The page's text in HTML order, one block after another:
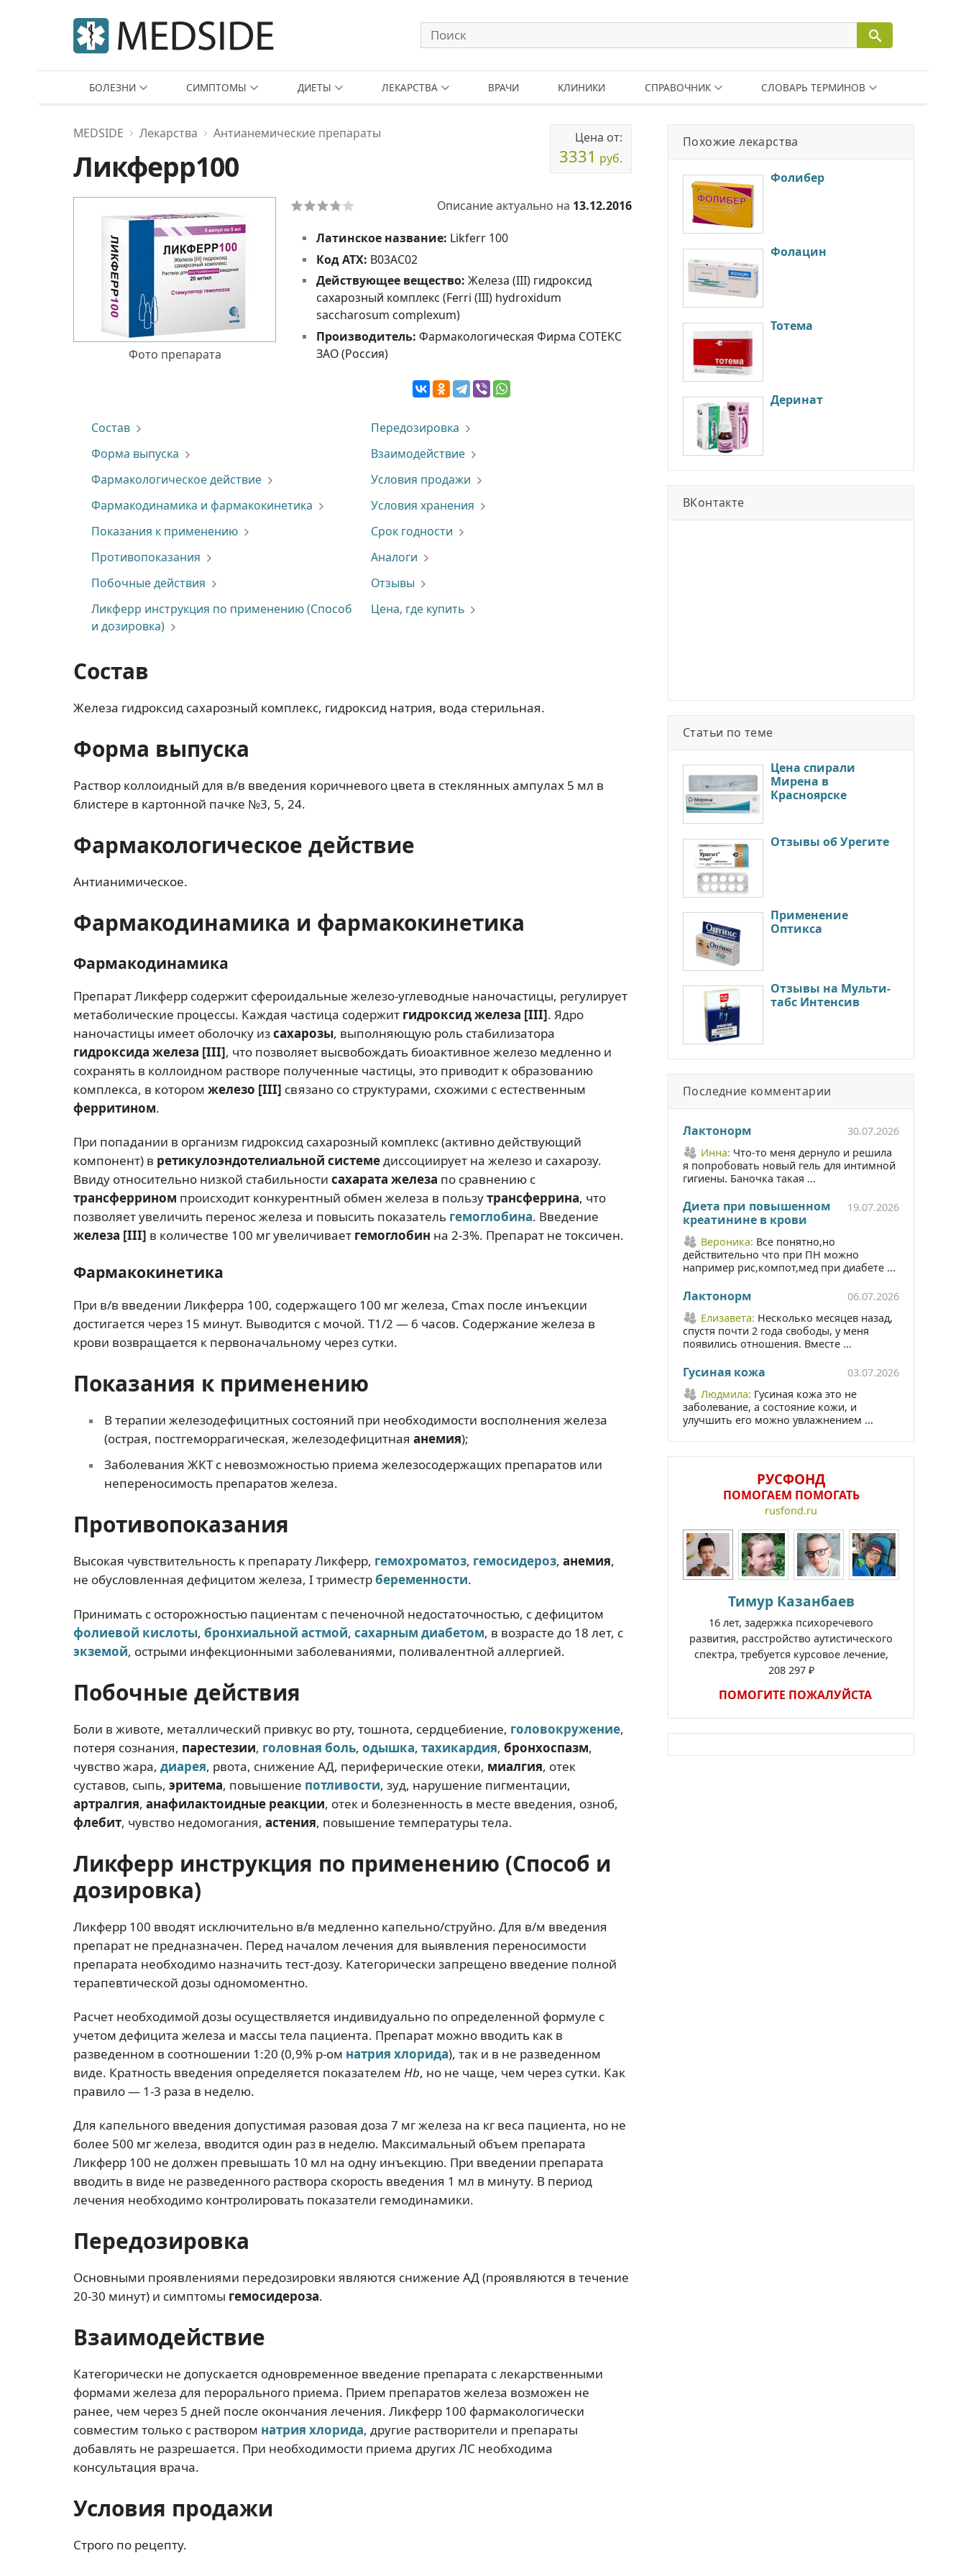
БОЛЕЗНИ СИМПТОМЫ ДИЕТЫ ЛЕКАРСТВА ВРАЧИ КЛИНИКИ СПРАВОЧНИК СЛОВАРЬ ТЕРМИНОВ
MEDSIDE Лекарства Антианемические препараты
Ликферр100
Цена от:
3331 руб.
Фото препарата
Описание актуально на 13.12.2016
Латинское название: Likferr 100
Код АТХ: B03AC02
Действующее вещество: Железа (III) гидроксид
сахарозный комплекс (Ferri (III) hydroxidum
saccharosum complexum)
Производитель: Фармакологическая Фирма СОТЕКС
ЗАО (Россия)
Состав
Форма выпуска
Фармакологическое действие
Фармакодинамика и фармакокинетика
Показания к применению
Противопоказания
Побочные действия
Ликферр инструкция по применению (Способ
и дозировка)
Передозировка
Взаимодействие
Условия продажи
Условия хранения
Срок годности
Аналоги
Отзывы
Цена, где купить
Состав
Железа гидроксид сахарозный комплекс, гидроксид натрия, вода стерильная.
Форма выпуска
Раствор коллоидный для в/в введения коричневого цвета в стеклянных ампулах 5 мл в
блистере в картонной пачке №3, 5, 24.
Фармакологическое действие
Антианимическое.
Фармакодинамика и фармакокинетика
Фармакодинамика
Препарат Ликферр содержит сфероидальные железо-углеводные наночастицы, регулирует
метаболические процессы. Каждая частица содержит гидроксид железа [III]. Ядро
наночастицы имеет оболочку изсахарозы, выполняющую роль стабилизатора
гидроксида железа [III], что позволяет высвобождать биоактивное железо медленно и
сохранять в коллоидном растворе полученные частицы, это приводит к образованию
комплекса, в котором железо [III] связано со структурами, схожими с естественным
ферритином.
При попадании в организм гидроксид сахарозный комплекс (активно действующий
компонент) в ретикулоэндотелиальной системедиссоциирует на железо и сахарозу.
Ввиду относительно низкой стабильности сахарата железа по сравнению с
трансферрином происходит конкурентный обмен железа в пользутрансферрина, что
позволяет увеличить перенос железа и повысить показатель гемоглобина. Введение
железа [III] в количестве 100 мг увеличивает гемоглобин на 2-3%. Препарат не токсичен.
Фармакокинетика
При в/в введении Ликферра 100, содержащего 100 мг железа, Cmax после инъекции
достигается через 15 минут. Выводится с мочой. T1/2 — 6 часов. Содержание железа в
крови возвращается к первоначальному через сутки.
Показания к применению
В терапии железодефицитных состояний при необходимости восполнения железа
(острая, постгеморрагическая, железодефицитная анемия);
Заболевания ЖКТ с невозможностью приема железосодержащих препаратов или
непереносимость препаратов железа.
Противопоказания
Высокая чувствительность к препарату Ликферр, гемохроматоз, гемосидероз, анемия,
не обусловленная дефицитом железа, I триместрбеременности.
Принимать с осторожностью пациентам с печеночной недостаточностью, с дефицитом
фолиевой кислоты, бронхиальной астмой, сахарным диабетом, в возрасте до 18 лет, с
экземой, острыми инфекционными заболеваниями, поливалентной аллергией.
Побочные действия
Боли в животе, металлический привкус во рту, тошнота, сердцебиение, головокружение,
потеря сознания, парестезии, головная боль, одышка, тахикардия, бронхоспазм,
чувство жара, диарея, рвота, снижение АД, периферические отеки, миалгия, отек
суставов, сыпь, эритема, повышение потливости, зуд, нарушение пигментации,
артралгия, анафилактоидные реакции, отек и болезненность в месте введения, озноб,
флебит, чувство недомогания, астения, повышение температуры тела.
Ликферр инструкция по применению (Способ и
дозировка)
Ликферр 100 вводят исключительно в/в медленно капельно/струйно. Для в/м введения
препарат не предназначен. Перед началом лечения для выявления переносимости
препарата необходимо назначить тест-дозу. Категорически запрещено введение полной
терапевтической дозы одномоментно.
Расчет необходимой дозы осуществляется индивидуально по определенной формуле с
учетом дефицита железа и массы тела пациента. Препарат можно вводить как в
разведенном в соотношении 1:20 (0,9% р-ом натрия хлорида), так и в не разведенном
виде. Кратность введения определяется показателем Нb, но не чаще, чем через сутки. Как
правило — 1-3 раза в неделю.
Для капельного введения допустимая разовая доза 7 мг железа на кг веса пациента, но не
более 500 мг железа, вводится один раз в неделю. Максимальный объем препарата
Ликферр 100 не должен превышать 10 мл на одну инъекцию. При введении препарата
вводить в виде не разведенного раствора скорость введения 1 мл в минуту. В период
лечения необходимо контролировать показатели гемодинамики.
Передозировка
Основными проявлениями передозировки являются снижение АД (проявляются в течение
20-30 минут) и симптомы гемосидероза.
Взаимодействие
Категорически не допускается одновременное введение препарата с лекарственными
формами железа для перорального приема. Прием препаратов железа возможен не
ранее, чем через 5 дней после окончания лечения. Ликферр 100 фармакологически
совместим только с раствором натрия хлорида, другие растворители и препараты
добавлять не разрешается. При необходимости приема других ЛС необходима
консультация врача.
Условия продажи
Строго по рецепту.
Похожие лекарства
Фолибер
Фолацин
Тотема
Деринат
ВКонтакте
Статьи по теме
Цена спирали
Мирена в
Красноярске
Отзывы об Урегите
Применение
Оптикса
Отзывы на Мульти-
табс Интенсив
Последние комментарии
Лактонорм
30.07.2026
Инна: Что-то меня дернуло и решила
я попробовать новый гель для интимной
гигиены. Баночка такая ...
Диета при повышенном
креатинине в крови
19.07.2026
Вероника: Все понятно,но
действительно что при ПН можно
например рис,компот,мед при диабете ...
Лактонорм
06.07.2026
Елизавета: Несколько месяцев назад,
спустя почти 2 года свободы, у меня
появились отношения. Вместе ...
Гусиная кожа
03.07.2026
Людмила: Гусиная кожа это не
заболевание, а состояние кожи, и
улучшить его можно увлажнением ...
РУСФОНД
ПОМОГАЕМ ПОМОГАТЬ
rusfond.ru
Тимур Казанбаев
16 лет, задержка психоречевого
развития, расстройство аутистического
спектра, требуется курсовое лечение,
208 297 ₽
ПОМОГИТЕ ПОЖАЛУЙСТА